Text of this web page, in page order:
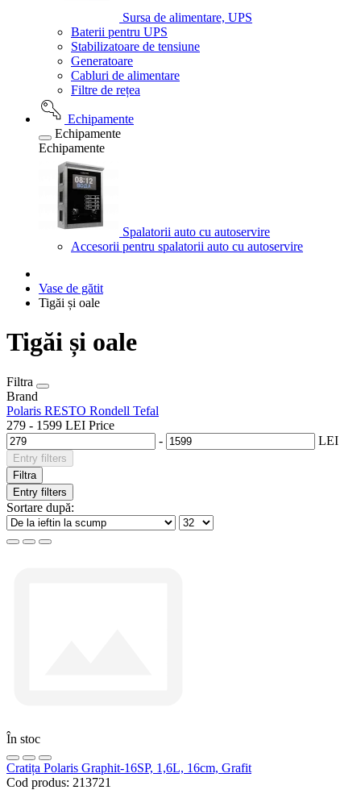
Sursa de alimentare, UPS
Baterii pentru UPS
Stabilizatoare de tensiune
Generatoare
Cabluri de alimentare
Filtre de rețea
Echipamente
Echipamente
Echipamente
Spalatorii auto cu autoservire
Accesorii pentru spalatorii auto cu autoservire
Vase de gătit
Tigăi și oale
Tigăi și oale
Filtra
Brand
Polaris RESTO Rondell Tefal
279 - 1599 LEI Price
-
LEI
Entry filters
Filtra
Entry filters
Sortare după:
În stoc
Cratița Polaris Graphit-16SP, 1,6L, 16cm, Grafit
Cod produs: 213721